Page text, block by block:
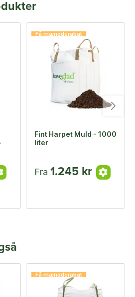
Få mængderabat
Fint Harpet Muld - 1000
liter
Fra 1.245 kr
Få mængderabat